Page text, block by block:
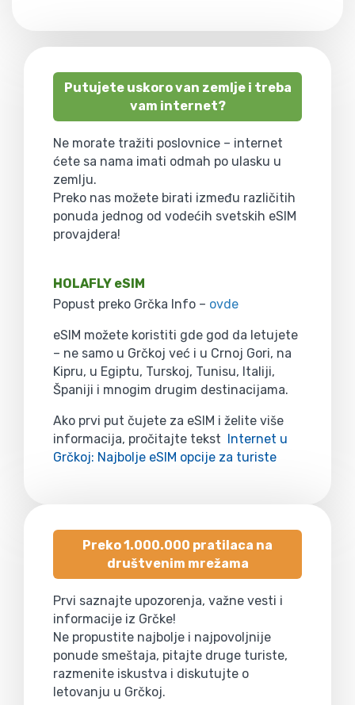
Putujete uskoro van zemlje i treba
vam internet?
Ne morate tražiti poslovnice – internet
ćete sa nama imati odmah po ulasku u
zemlju.
Preko nas možete birati između različitih
ponuda jednog od vodećih svetskih eSIM
provajdera!
HOLAFLY eSIM
Popust preko Grčka Info – ovde
eSIM možete koristiti gde god da letujete
– ne samo u Grčkoj već i u Crnoj Gori, na
Kipru, u Egiptu, Turskoj, Tunisu, Italiji,
Španiji i mnogim drugim destinacijama.
Ako prvi put čujete za eSIM i želite više
informacija, pročitajte tekst Internet u
Grčkoj: Najbolje eSIM opcije za turiste
Preko 1.000.000 pratilaca na
društvenim mrežama
Prvi saznajte upozorenja, važne vesti i
informacije iz Grčke!
Ne propustite najbolje i najpovoljnije
ponude smeštaja, pitajte druge turiste,
razmenite iskustva i diskutujte o
letovanju u Grčkoj.